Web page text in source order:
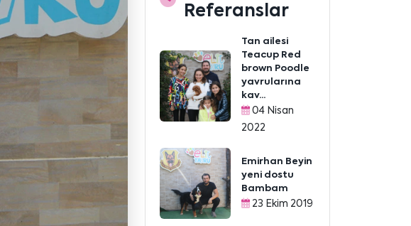
Referanslar
Tan ailesi
Teacup Red
brown Poodle
yavrularına
kav...
04 Nisan
2022
Emirhan Beyin
yeni dostu
Bambam
23 Ekim 2019